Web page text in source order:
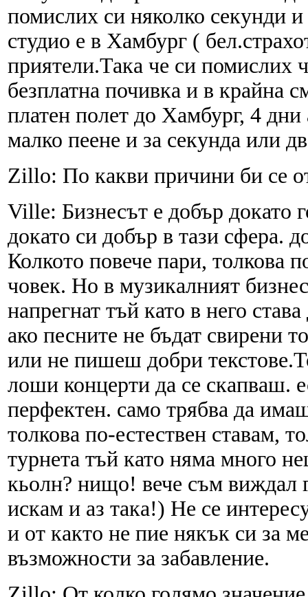
помислих си няколко секунди
студио е в Хамбург (
приятели.Така че си помислих
безплатна почивка и в крайна
платен полет до Хамбург, 4
малко пеене и за секунда или
Zillo: По какви причини би се
Ville: Бизнесът е добър докато
докато си добър в тази сфера.
Колкото повече пари, толкова
човек. Но в музикалният
напрегнат тъй като в него
ако песните не бъдат свирени
или не пишеш добри
лоши концерти да се скапваш.
перфектен. само трябва да
толкова по-естествен ставам,
турнета тъй като няма много
кьолн? нищо! вече съм виждал
искам и аз така!) Не се
и от както не пие някък си за
възможности за забавление.